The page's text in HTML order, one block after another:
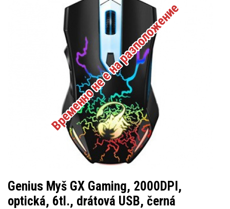
Временно не е на разположение
Genius Myš GX Gaming, 2000DPI,
optická, 6tl., drátová USB, černá